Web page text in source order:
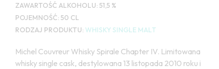
ZAWARTOŚĆ ALKOHOLU: 51,5 %
POJEMNOŚĆ: 50 CL
RODZAJ PRODUKTU: WHISKY SINGLE MALT
Michel Couvreur Whisky Spirale Chapter IV. Limitowana
whisky single cask, destylowana 13 listopada 2010 roku i